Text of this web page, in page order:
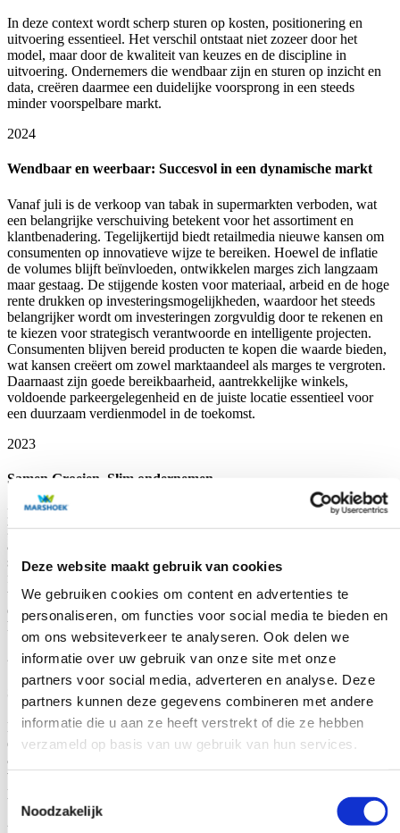
Deze website maakt gebruik van cookies
We gebruiken cookies om content en advertenties te
personaliseren, om functies voor social media te bieden en
om ons websiteverkeer te analyseren. Ook delen we
informatie over uw gebruik van onze site met onze
partners voor social media, adverteren en analyse. Deze
partners kunnen deze gegevens combineren met andere
informatie die u aan ze heeft verstrekt of die ze hebben
verzameld op basis van uw gebruik van hun services.
Toestemmingsselectie
Noodzakelijk
In deze context wordt scherp sturen op kosten, positionering en
uitvoering essentieel. Het verschil ontstaat niet zozeer door het
model, maar door de kwaliteit van keuzes en de discipline in
uitvoering. Ondernemers die wendbaar zijn en sturen op inzicht en
data, creëren daarmee een duidelijke voorsprong in een steeds
minder voorspelbare markt.
2024
Wendbaar en weerbaar: Succesvol in een dynamische markt
Vanaf juli is de verkoop van tabak in supermarkten verboden, wat
een belangrijke verschuiving betekent voor het assortiment en
klantbenadering. Tegelijkertijd biedt retailmedia nieuwe kansen om
consumenten op innovatieve wijze te bereiken. Hoewel de inflatie
de volumes blijft beïnvloeden, ontwikkelen marges zich langzaam
maar gestaag. De stijgende kosten voor materiaal, arbeid en de hoge
rente drukken op investeringsmogelijkheden, waardoor het steeds
belangrijker wordt om investeringen zorgvuldig door te rekenen en
te kiezen voor strategisch verantwoorde en intelligente projecten.
Consumenten blijven bereid producten te kopen die waarde bieden,
wat kansen creëert om zowel marktaandeel als marges te vergroten.
Daarnaast zijn goede bereikbaarheid, aantrekkelijke winkels,
voldoende parkeergelegenheid en de juiste locatie essentieel voor
een duurzaam verdienmodel in de toekomst.
2023
Samen Groeien, Slim ondernemen
De aankomende wettelijke tabaksban per juli 2024 leidt tot een
herijking van het klantafhandelingsgebied, wat aanpassingen in het
assortiment en de winkelstrategie vereist. Tegelijkertijd vraagt de
stijging van de lonen om een aangescherpt HR-beleid, waarbij de
focus verder gaat dan kostenoptimalisatie en ook een balans zoekt
tussen commercie en efficiëntie. Positief is dat de energieprijzen
dalen ten opzichte van het voorgaande jaar, al blijven ze nog altijd
hoger dan het historische gemiddelde.
2022
Samen Gaan!
De supermarktbranche kreeg te maken met extreem hoge
energiekosten en sterk stijgende rentes, wat het financiële landschap
aanzienlijk veranderde. Ondanks een stijging in de omzet daalden de
volumes, wat wijst op een veranderend koopgedrag en toegenomen
prijsdruk.